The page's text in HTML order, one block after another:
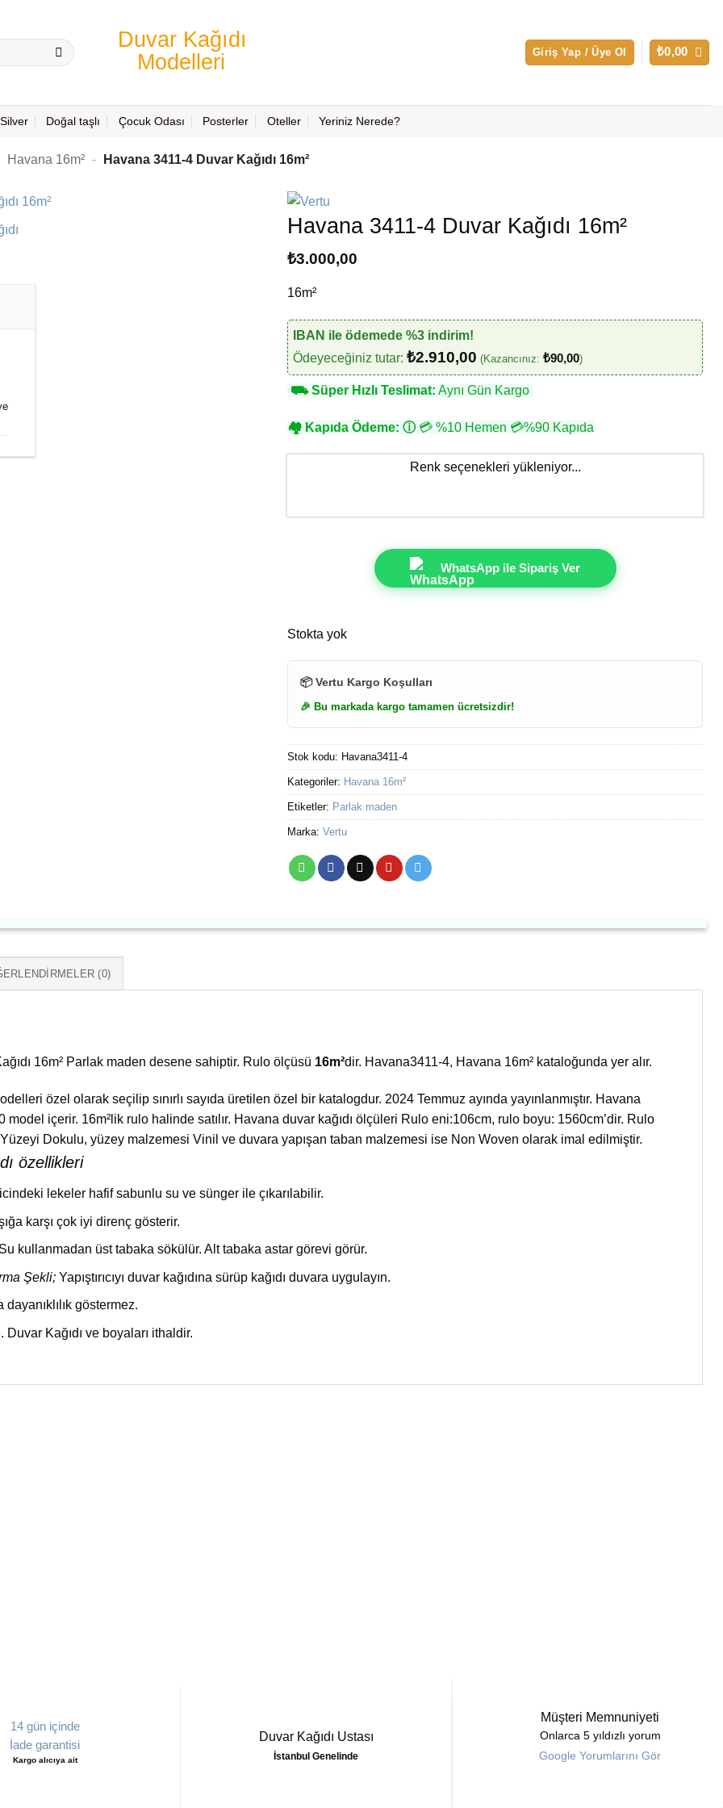
Giriş Yap / Üye Ol ₺0,00
Doğal taşlı Çocuk Odası Posterler Oteller Yeriniz Nerede?
Havana 16m² - Havana 3411-4 Duvar Kağıdı 16m²
Havana 3411-4 Duvar Kağıdı 16m²
₺3.000,00
16m²
IBAN ile ödemede %3 indirim!
Ödeyeceğiniz tutar: ₺2.910,00 (Kazancınız: ₺90,00)
⛟Süper Hızlı Teslimat: Aynı Gün Kargo
🏘 Kapıda Ödeme: ⓘ💳 %10 Hemen 💳%90 Kapıda
Renk seçenekleri yükleniyor...
WhatsApp ile Sipariş Ver
Stokta yok
📦 Vertu Kargo Koşulları
🎉 Bu markada kargo tamamen ücretsizdir!
Stok kodu: Havana3411-4
Kategoriler: Havana 16m²
Etiketler: Parlak maden
Marka: Vertu
(0)
16m² Parlak maden desene sahiptir. Rulo ölçüsü 16m²dir. Havana3411-4, Havana 16m² kataloğunda yer alır.
özel olarak seçilip sınırlı sayıda üretilen özel bir katalogdur. 2024 Temmuz ayında yayınlanmıştır. Havana
model içerir. 16m²lik rulo halinde satılır. Havana duvar kağıdı ölçüleri Rulo eni:106cm, rulo boyu: 1560cm’dir. Rulo
Yüzeyi Dokulu, yüzey malzemesi Vinil ve duvara yapışan taban malzemesi ise Non Woven olarak imal edilmiştir.
özellikleri
lekeler hafif sabunlu su ve sünger ile çıkarılabilir.
karşı çok iyi direnç gösterir.
kullanmadan üst tabaka sökülür. Alt tabaka astar görevi görür.
Şekli;Yapıştırıcıyı duvar kağıdına sürüp kağıdı duvara uygulayın.
göstermez.
Kağıdı ve boyaları ithaldir.
14 gün içinde
İade garantisi
Kargo alıcıya ait
Duvar Kağıdı Ustası
İstanbul Genelinde
Müşteri Memnuniyeti
Onlarca 5 yıldızlı yorum
Google Yorumlarını Gör